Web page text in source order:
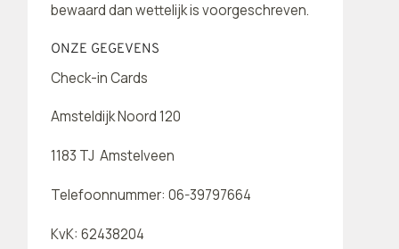
bewaard dan wettelijk is voorgeschreven.
ONZE GEGEVENS
Check-in Cards
Amsteldijk Noord 120
1183 TJ Amstelveen
Telefoonnummer: 06-39797664
KvK: 62438204